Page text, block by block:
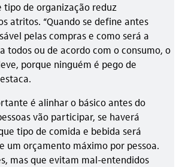
tipo de organização reduz
atritos. “Quando se define antes
pelas compras e como será a
todos ou de acordo com o consumo, o
porque ninguém é pego de
é alinhar o básico antes do
vão participar, se haverá
tipo de comida e bebida será
um orçamento máximo por pessoa.
mas que evitam mal-entendidos